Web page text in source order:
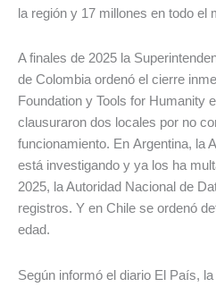
la región y 17 millones en todo el
A finales de 2025 la
de Colombia ordenó el cierre
Foundation y Tools for Humanity
clausuraron dos locales por no
funcionamiento. En Argentina, la
está investigando y ya los ha
2025, la Autoridad Nacional de
registros. Y en Chile se ordenó
edad.
Según informó el diario El País,